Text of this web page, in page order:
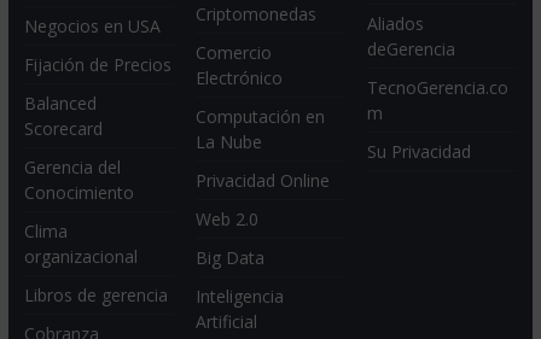
Negocios en USA
Fijación de Precios
Balanced
Scorecard
Gerencia del
Conocimiento
Clima
organizacional
Libros de gerencia
Cobranza
Criptomonedas
Comercio
Electrónico
Computación en
La Nube
Privacidad Online
Web 2.0
Big Data
Inteligencia
Artificial
Aliados
deGerencia
TecnoGerencia.co
m
Su Privacidad